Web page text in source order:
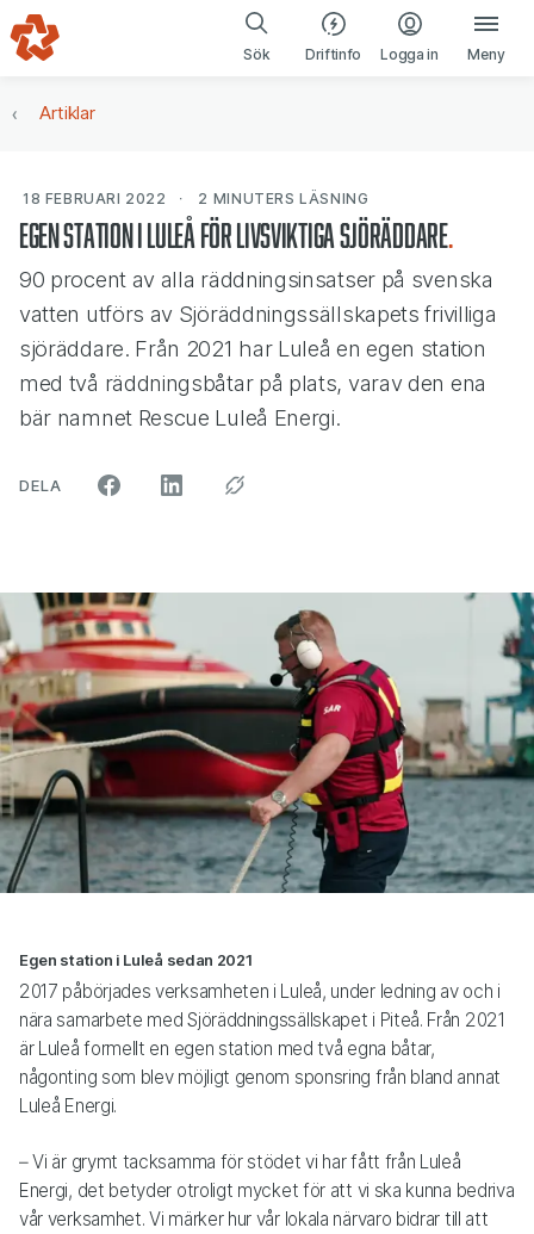
Gå till navigering
Gå till innehåll
Sök Driftinfo Logga in(öppnas i ny
Meny
Artiklar
18 FEBRUARI 2022 2 MINUTERS LÄSNING
Egen station i Luleå för livsviktiga sjöräddare
90 procent av alla räddningsinsatser på svenska
vatten utförs av Sjöräddningssällskapets frivilliga
sjöräddare. Från 2021 har Luleå en egen station
med två räddningsbåtar på plats, varav den ena
bär namnet Rescue Luleå Energi.
DELA ARTIKELN PÅ SOCIALA MEDIER"
Egen station i Luleå sedan 2021
2017 påbörjades verksamheten i Luleå, under ledning av och i
nära samarbete med Sjöräddningssällskapet i Piteå. Från 2021
är Luleå formellt en egen station med två egna båtar,
någonting som blev möjligt genom sponsring från bland annat
Luleå Energi.
– Vi är grymt tacksamma för stödet vi har fått från Luleå
Energi, det betyder otroligt mycket för att vi ska kunna bedriva
vår verksamhet. Vi märker hur vår lokala närvaro bidrar till att